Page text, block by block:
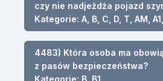
czy nie nadjeżdża pojazd
Kategorie: A, B, C, D, T, AM,
4483) Która osoba ma
z pasów bezpieczeństwa?